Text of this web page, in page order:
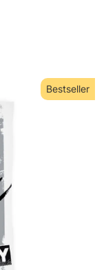
Bestseller